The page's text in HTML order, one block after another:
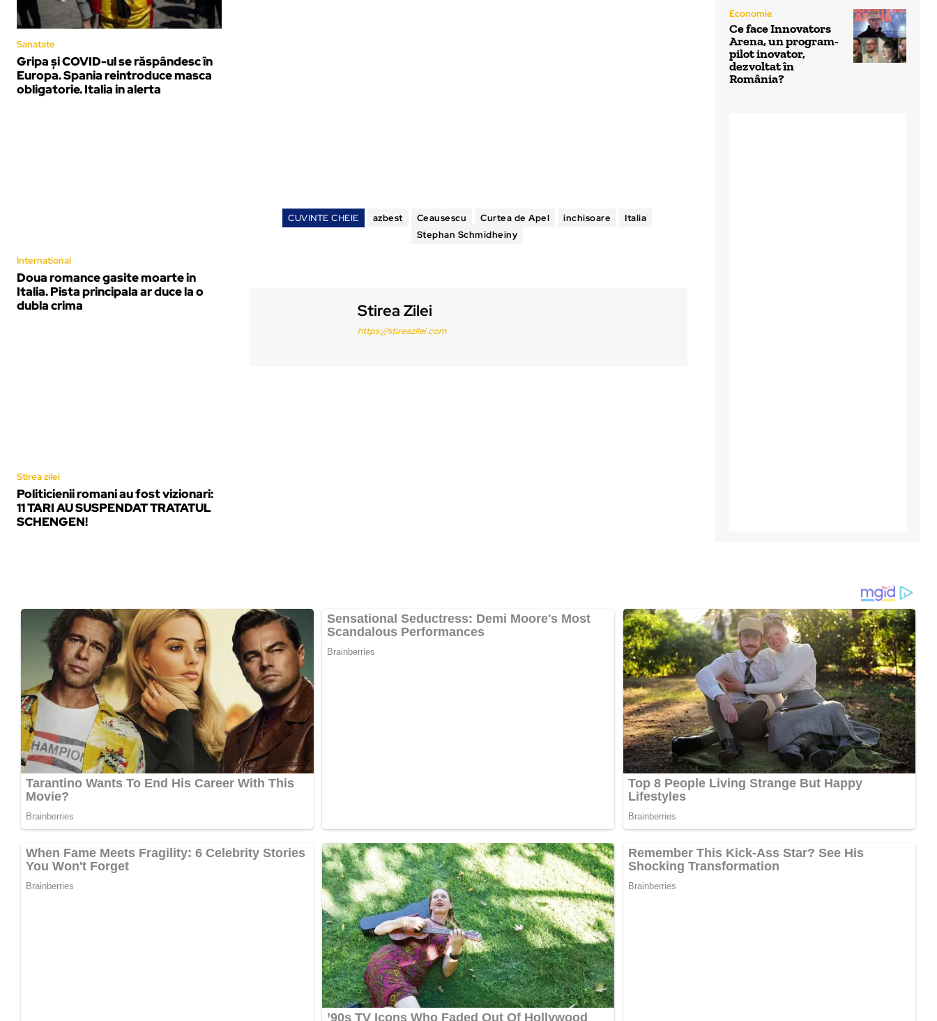
Sanatate
Gripa şi COVID-ul se răspândesc în
Europa. Spania reintroduce masca
obligatorie. Italia in alerta
International
Doua romance gasite moarte in
Italia. Pista principala ar duce la o
dubla crima
Stirea zilei
Politicienii romani au fost vizionari:
11 TARI AU SUSPENDAT TRATATUL
SCHENGEN!
CUVINTE CHEIE azbest Ceausescu Curtea de Apel inchisoare
Italia
Stephan Schmidheiny
Stirea Zilei
https://stireazilei.com
Economie
Ce face Innovators
Arena, un program-
pilot inovator,
dezvoltat în
România?